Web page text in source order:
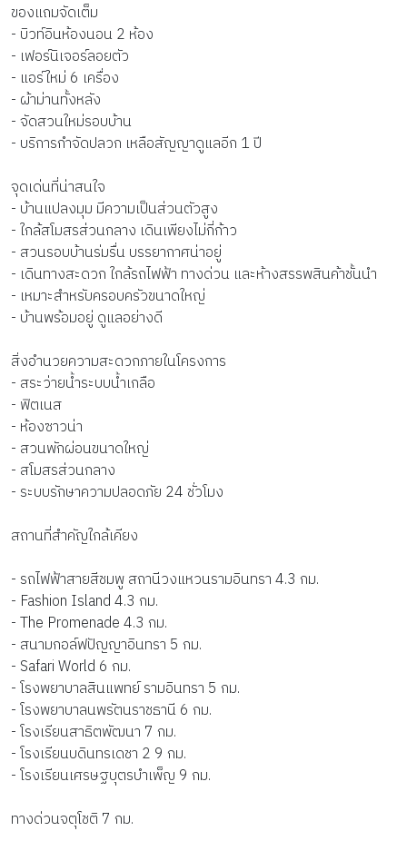
ของแถมจัดเต็ม
- บิวท์อินห้องนอน 2 ห้อง
- เฟอร์นิเจอร์ลอยตัว
- แอร์ใหม่ 6 เครื่อง
- ผ้าม่านทั้งหลัง
- จัดสวนใหม่รอบบ้าน
- บริการกำจัดปลวก เหลือสัญญาดูแลอีก 1 ปี
จุดเด่นที่น่าสนใจ
- บ้านแปลงมุม มีความเป็นส่วนตัวสูง
- ใกล้สโมสรส่วนกลาง เดินเพียงไม่กี่ก้าว
- สวนรอบบ้านร่มรื่น บรรยากาศน่าอยู่
- เดินทางสะดวก ใกล้รถไฟฟ้า ทางด่วน และห้างสรรพสินค้าชั้นนำ
- เหมาะสำหรับครอบครัวขนาดใหญ่
- บ้านพร้อมอยู่ ดูแลอย่างดี
สิ่งอำนวยความสะดวกภายในโครงการ
- สระว่ายน้ำระบบน้ำเกลือ
- ฟิตเนส
- ห้องซาวน่า
- สวนพักผ่อนขนาดใหญ่
- สโมสรส่วนกลาง
- ระบบรักษาความปลอดภัย 24 ชั่วโมง
สถานที่สำคัญใกล้เคียง
- รถไฟฟ้าสายสีชมพู สถานีวงแหวนรามอินทรา 4.3 กม.
- Fashion Island 4.3 กม.
- The Promenade 4.3 กม.
- สนามกอล์ฟปัญญาอินทรา 5 กม.
- Safari World 6 กม.
- โรงพยาบาลสินแพทย์ รามอินทรา 5 กม.
- โรงพยาบาลนพรัตนราชธานี 6 กม.
- โรงเรียนสาธิตพัฒนา 7 กม.
- โรงเรียนบดินทรเดชา 2 9 กม.
- โรงเรียนเศรษฐบุตรบำเพ็ญ 9 กม.
ทางด่วนจตุโชติ 7 กม.